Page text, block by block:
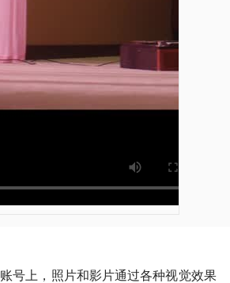
号上，照片和影片通过各种视觉效果